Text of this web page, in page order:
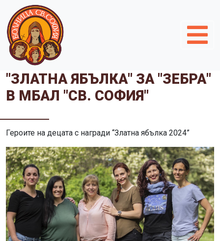
"ЗЛАТНА ЯБЪЛКА" ЗА "ЗЕБРА"
В МБАЛ "СВ. СОФИЯ"
Героите на децата с награди “Златна ябълка 2024”